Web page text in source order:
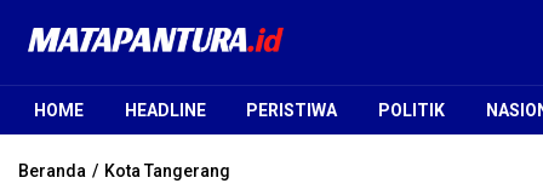
Mata Pantura
Jendela Informasi Terpercaya
HOME HEADLINE PERISTIWA POLITIK
Beranda Kota Tangerang